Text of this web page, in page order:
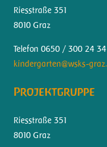
Riesstraße 351
8010 Graz
Telefon 0650 / 300 24 34
kindergarten@wsks-
Projektgruppe
Riesstraße 351
8010 Graz